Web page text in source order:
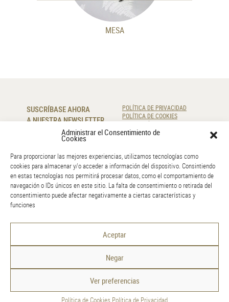
Administrar el Consentimiento de
Cookies
Para proporcionar las mejores experiencias, utilizamos tecnologías como
cookies para almacenar y/o acceder a información del dispositivo. Consintiendo
en estas tecnologías nos permitirá procesar datos, como el comportamiento de
navegación o IDs únicos en este sitio. La falta de consentimiento o retirada del
consentimiento puede afectar negativamente a ciertas características y
funciones
Aceptar
Negar
Ver preferencias
Política de Cookies. Política de Privacidad
MESA
SUSCRÍBASE AHORA
A NUESTRA NEWSLETTER
SUSCRIBIR
POLÍTICA DE PRIVACIDAD
POLÍTICA DE COOKIES
RESOLUCIÓN DE LITIGIOS
CONTÁCTENOS
220 920 830
info@amr.pt